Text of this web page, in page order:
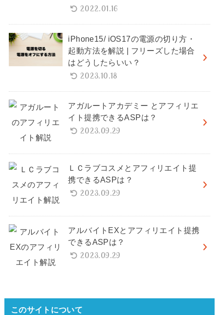
2022.01.16
iPhone15/ iOS17の電源の切り方・
起動方法を解説 | フリーズした場合
はどうしたらいい？
2023.10.18
アガルートアカデミー とアフィリエ
イト提携できるASPは？
2023.09.29
ＬＣラブコスメとアフィリエイト提
携できるASPは？
2023.09.29
アルバイトEXとアフィリエイト提携
できるASPは？
2023.09.29
このサイトについて